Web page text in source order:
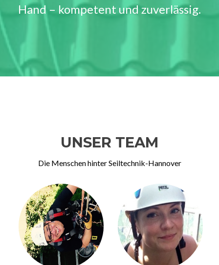
Hand – kompetent und zuverlässig.
UNSER TEAM
Die Menschen hinter Seiltechnik-Hannover